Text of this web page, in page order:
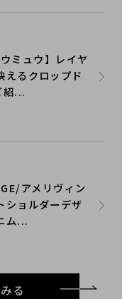
ミュウ】レイヤ
えるクロップド
紹...
アメリヴィン
ショルダーデザ
ム...
る